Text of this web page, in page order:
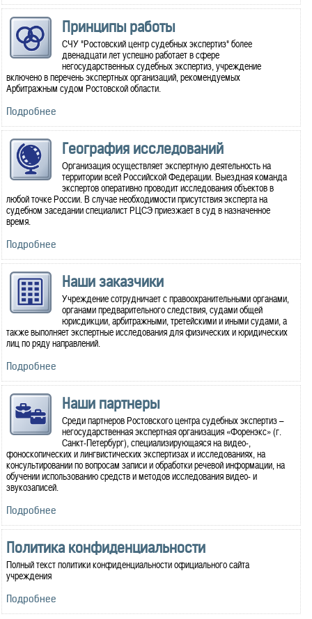
Принципы работы
СЧУ "Ростовский центр судебных экспертиз" более
двенадцати лет успешно работает в сфере
негосударственных судебных экспертиз, учреждение
включено в перечень экспертных организаций, рекомендуемых
Арбитражным судом Ростовской области.
Подробнее
География исследований
Организация осуществляет экспертную деятельность на
территории всей Российской Федерации. Выездная команда
экспертов оперативно проводит исследования объектов в
любой точке России. В случае необходимости присутствия эксперта на
судебном заседании специалист РЦСЭ приезжает в суд в назначенное
время.
Подробнее
Наши заказчики
Учреждение сотрудничает с правоохранительными органами,
органами предварительного следствия, судами общей
юрисдикции, арбитражными, третейскими и иными судами, а
также выполняет экспертные исследования для физических и юридических
лиц по ряду направлений.
Подробнее
Наши партнеры
Среди партнеров Ростовского центра судебных экспертиз –
негосударственная экспертная организация «Форенэкс» (г.
Санкт-Петербург), специализирующаяся на видео-,
фоноскопических и лингвистических экспертизах и исследованиях, на
консультировании по вопросам записи и обработки речевой информации, на
обучении использованию средств и методов исследования видео- и
звукозаписей.
Подробнее
Политика конфиденциальности
Полный текст политики конфиденциальности официального сайта
учреждения
Подробнее